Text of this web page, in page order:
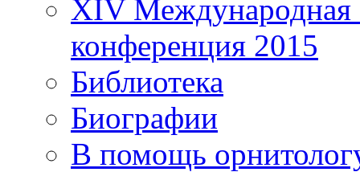
XIV Международная
конференция 2015
Библиотека
Биографии
В помощь